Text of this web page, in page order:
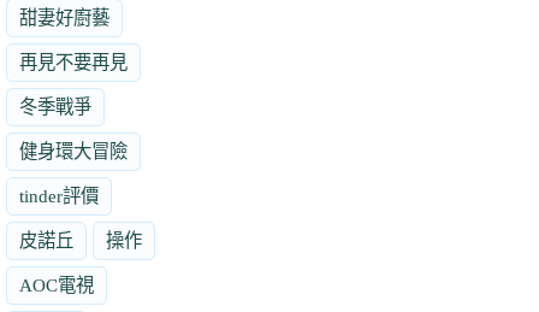
甜妻好廚藝
再見不要再見
冬季戰爭
健身環大冒險
tinder評價
皮諾丘 操作
AOC電視